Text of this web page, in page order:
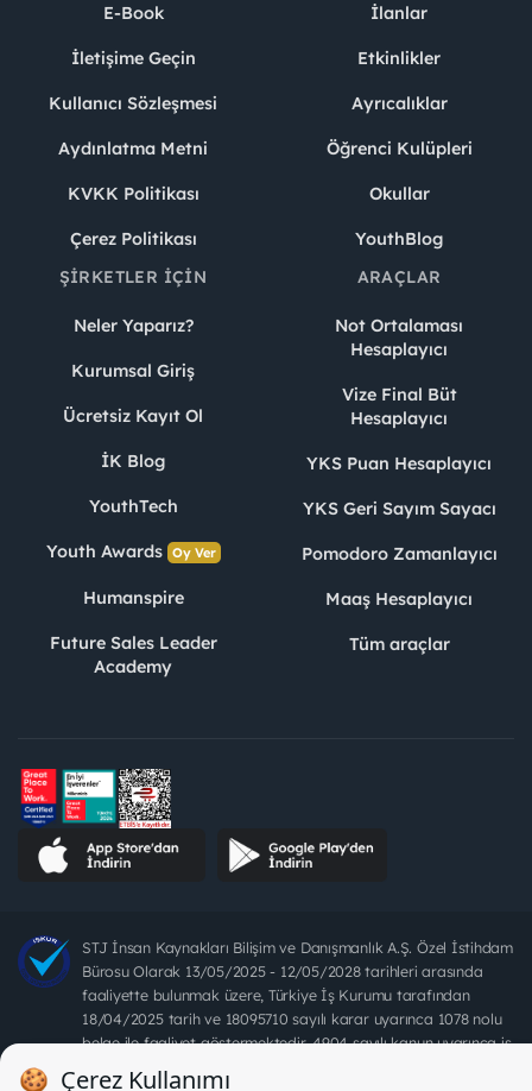
E-Book
İletişime Geçin
Kullanıcı Sözleşmesi
Aydınlatma Metni
KVKK Politikası
Çerez Politikası
İlanlar
Etkinlikler
Ayrıcalıklar
Öğrenci Kulüpleri
Okullar
YouthBlog
ŞIRKETLER İÇIN
Neler Yaparız?
Kurumsal Giriş
Ücretsiz Kayıt Ol
İK Blog
YouthTech
Youth Awards Oy Ver
Humanspire
Future Sales Leader
Academy
ARAÇLAR
Not Ortalaması
Hesaplayıcı
Vize Final Büt
Hesaplayıcı
YKS Puan Hesaplayıcı
YKS Geri Sayım Sayacı
Pomodoro Zamanlayıcı
Maaş Hesaplayıcı
Tüm araçlar
STJ İnsan Kaynakları Bilişim ve Danışmanlık A.Ş. Özel İstihdam
Bürosu Olarak 13/05/2025 - 12/05/2028 tarihleri arasında
faaliyette bulunmak üzere, Türkiye İş Kurumu tarafından
18/04/2025 tarih ve 18095710 sayılı karar uyarınca 1078 nolu
belge ile faaliyet göstermektedir. 4904 sayılı kanun uyarınca iş